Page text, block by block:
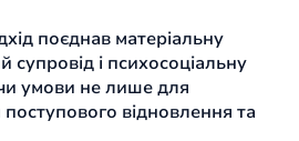
поєднав матеріальну
супровід і психосоціальну
умови не лише для
відновлення та